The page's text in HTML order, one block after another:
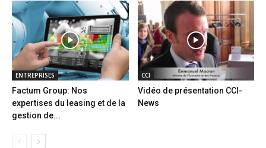
ENTREPRISES
Factum Group: Nos
expertises du leasing et de la
gestion de...
CCI
Vidéo de présentation CCI-
News